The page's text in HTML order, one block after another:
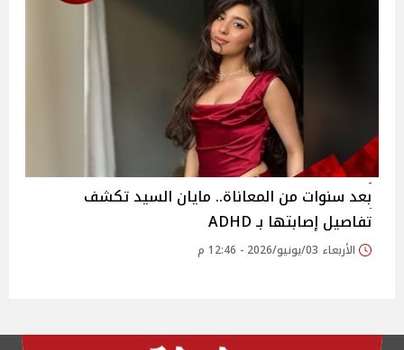
بعد سنوات من المعاناة.. مايان السيد تكشف
تفاصيل إصابتها بـ ADHD
الأربعاء 03/يونيو/2026 - 12:46 م